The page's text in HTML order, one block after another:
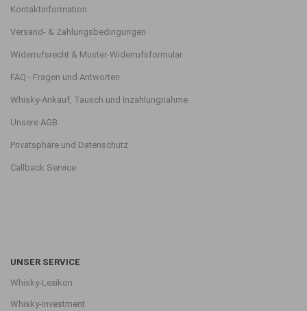
Kontaktinformation
Versand- & Zahlungsbedingungen
Widerrufsrecht & Muster-Widerrufsformular
FAQ - Fragen und Antworten
Whisky-Ankauf, Tausch und Inzahlungnahme
Unsere AGB
Privatsphäre und Datenschutz
Callback Service
UNSER SERVICE
Whisky-Lexikon
Whisky-Investment